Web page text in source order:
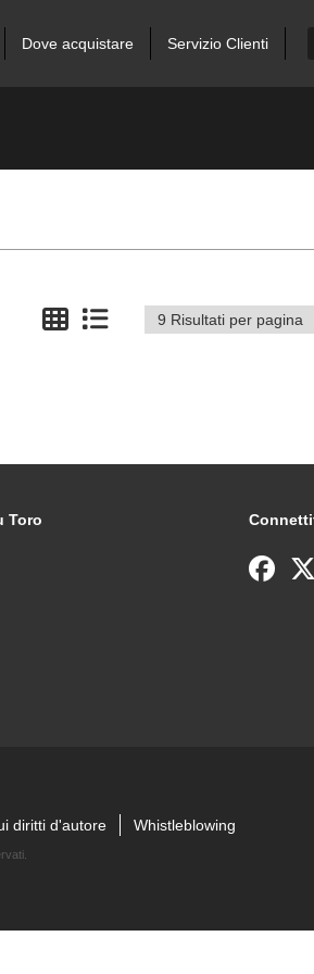
Dove acquistare Servizio Clienti
Toro
diritti d'autore Whistleblowing